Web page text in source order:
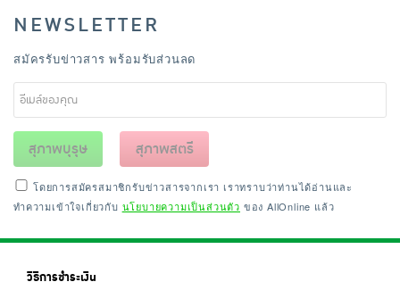
NEWSLETTER
สมัครรับข่าวสาร พร้อมรับส่วนลด
สุภาพบุรุษ สุภาพสตรี
โดยการสมัครสมาชิกรับข่าวสารจากเรา เราทราบว่าท่านได้อ่านและ
ทำความเข้าใจเกี่ยวกับ นโยบายความเป็นส่วนตัว ของ AllOnline แล้ว
วิธีการชำระเงิน